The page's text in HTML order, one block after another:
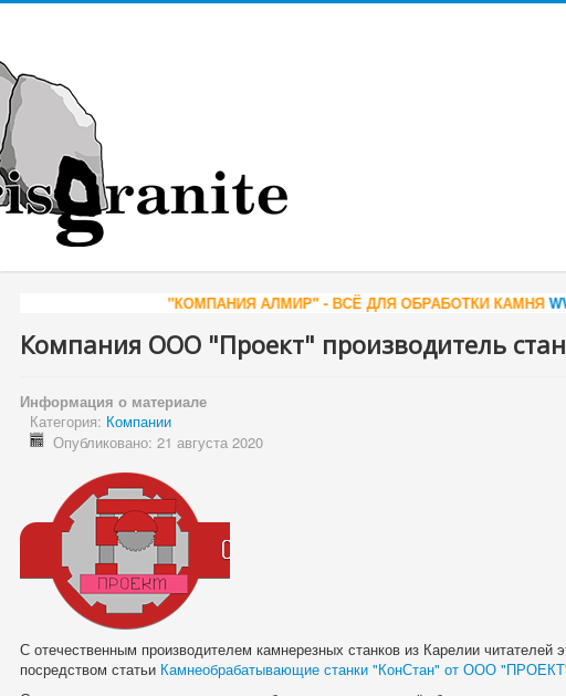
"КОМПАНИЯ АЛМИР" - ВСЁ ДЛЯ ОБРАБОТКИ КАМНЯWWW.ALMIR.COM***
Компания ООО "Проект" производитель
Информация о материале
Категория: Компании
Опубликовано: 21 августа 2020
С отечественным производителем камнерезных станков из Карелии читателей
посредством статьи Камнеобрабатывающие станки "КонСтан" от ООО "ПРОЕКТ